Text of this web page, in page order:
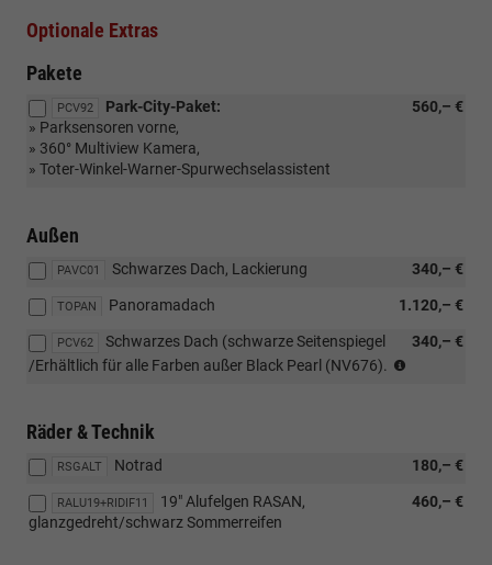
Optionale Extras
Pakete
PCV92 560,– €
Park-City-Paket:
» Parksensoren vorne,
» 360° Multiview Kamera,
» Toter-Winkel-Warner-Spurwechselassistent
Außen
PAVC01 340,– €
Schwarzes Dach, Lackierung
TOPAN 1.120,– €
Panoramadach
PCV62 340,– €
Schwarzes Dach (schwarze Seitenspiegel
/Erhältlich für alle Farben außer Black Pearl (NV676).
Black
(NV676).
Räder & Technik
RSGALT 180,– €
Notrad
RALU19+RIDIF11 460,– €
19" Alufelgen RASAN,
glanzgedreht/schwarz Sommerreifen